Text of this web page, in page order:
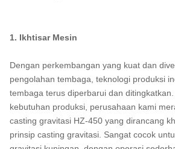
1. Ikhtisar Mesin
Dengan perkembangan yang kuat dan
pengolahan tembaga, teknologi produksi
tembaga terus diperbarui dan ditingkatkan.
kebutuhan produksi, perusahaan kami
casting gravitasi HZ-450 yang dirancang
prinsip casting gravitasi. Sangat cocok